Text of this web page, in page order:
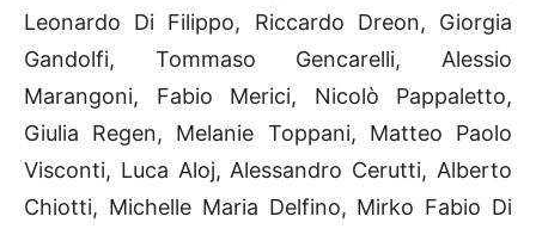
Leonardo Di Filippo, Riccardo Dreon, Giorgia
Gandolfi, Tommaso Gencarelli, Alessio
Marangoni, Fabio Merici, Nicolò Pappaletto,
Giulia Regen, Melanie Toppani, Matteo Paolo
Visconti, Luca Aloj, Alessandro Cerutti, Alberto
Chiotti, Michelle Maria Delfino, Mirko Fabio Di